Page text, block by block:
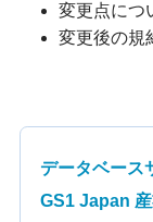
変更点につ
変更後の規
データベース
GS1 Japan